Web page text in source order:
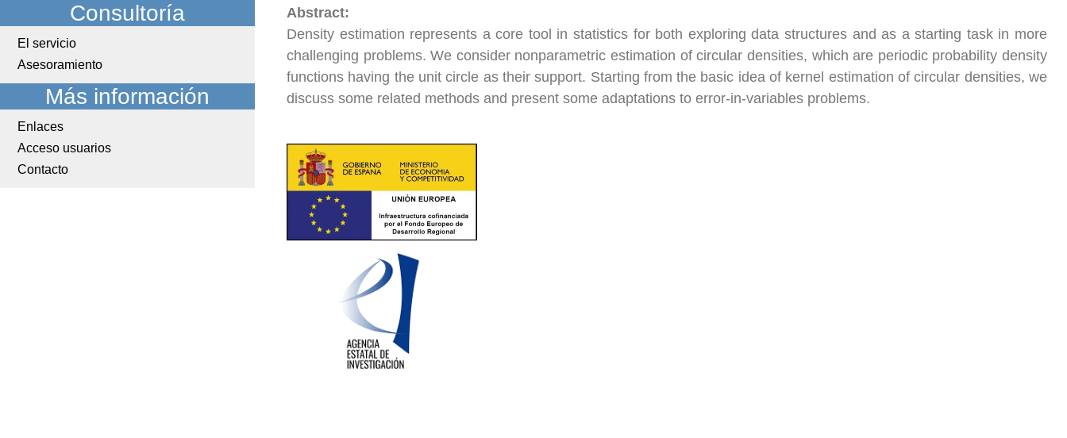
Consultoría
El servicio
Asesoramiento
Más información
Enlaces
Acceso usuarios
Contacto
Abstract:
Density estimation represents a core tool in statistics for both exploring data structures and as a starting task in more
challenging problems. We consider nonparametric estimation of circular densities, which are periodic probability density
functions having the unit circle as their support. Starting from the basic idea of kernel estimation of circular densities, we
discuss some related methods and present some adaptations to error-in-variables problems.